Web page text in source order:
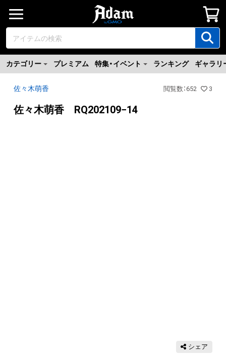
カテゴリー プレミアム 特集・イベント ランキング ギャラリ
佐々木萌香 閲覧数 ：652 3
佐々木萌香 RQ202109−14
シェア